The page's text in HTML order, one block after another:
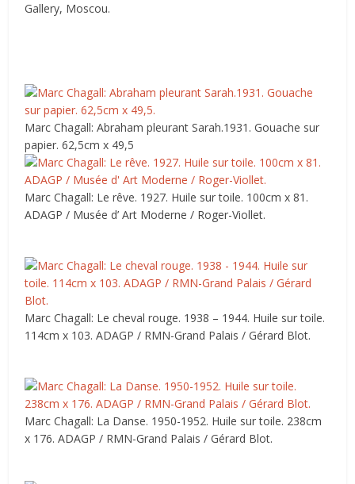
Gallery, Moscou.
Marc Chagall: Abraham pleurant Sarah.1931. Gouache sur
papier. 62,5cm x 49,5
Marc Chagall: Le rêve. 1927. Huile sur toile. 100cm x 81.
ADAGP / Musée d’ Art Moderne / Roger-Viollet.
Marc Chagall: Le cheval rouge. 1938 – 1944. Huile sur toile.
114cm x 103. ADAGP / RMN-Grand Palais / Gérard Blot.
Marc Chagall: La Danse. 1950-1952. Huile sur toile. 238cm
x 176. ADAGP / RMN-Grand Palais / Gérard Blot.